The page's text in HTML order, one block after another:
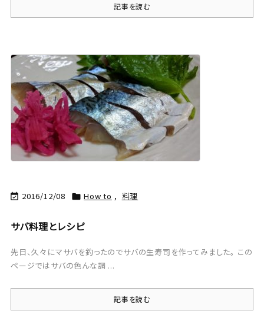
記事を読む
 2016/12/08  How to , 料理
サバ料理とレシピ
先日、久々にマサバを釣ったのでサバの生寿司を作ってみました。 この
ページではサバの色んな調 ...
記事を読む